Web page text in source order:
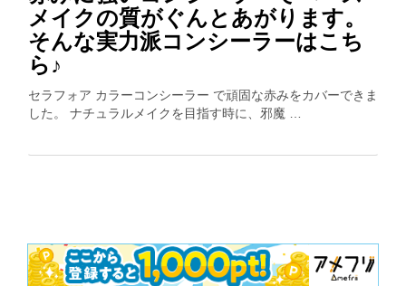
メイクの質がぐんとあがります。
そんな実力派コンシーラーはこち
ら♪
セラフォア カラーコンシーラー で頑固な赤みをカバーできま
した。 ナチュラルメイクを目指す時に、邪魔 …